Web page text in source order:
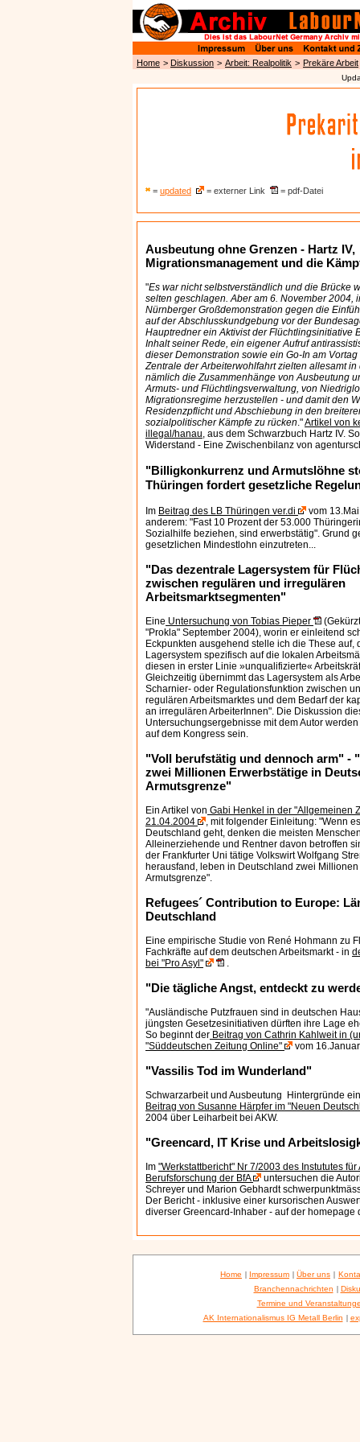
Home > Diskussion > Arbeit: Realpolitik > Prekäre Arbeit
= updated = externer Link = pdf-Datei
Ausbeutung ohne Grenzen - Hartz IV,
Migrationsmanagement und die
"Es war nicht selbstverständlich und die Brücke
selten geschlagen. Aber am 6. November 2004,
Nürnberger Großdemonstration gegen die
auf der Abschlusskundgebung vor der
Hauptredner ein Aktivist der Flüchtlingsinitiative
Inhalt seiner Rede, ein eigener Aufruf
dieser Demonstration sowie ein Go-In am
Zentrale der Arbeiterwohlfahrt zielten allesamt
nämlich die Zusammenhänge von Ausbeutung
Armuts- und Flüchtlingsverwaltung, von
Migrationsregime herzustellen - und damit den
Residenzpflicht und Abschiebung in den
sozialpolitischer Kämpfe zu rücken."Artikel von
illegal/hanau, aus dem Schwarzbuch Hartz IV.
Widerstand - Eine Zwischenbilanz von
"Billigkonkurrenz und Armutslöhne
Thüringen fordert gesetzliche
Im Beitrag des LB Thüringen ver.di
vom
anderem: "Fast 10 Prozent der 53.000
Sozialhilfe beziehen, sind erwerbstätig". Grund
gesetzlichen Mindestlohn einzutreten...
"Das dezentrale Lagersystem für
zwischen regulären und irregulären
Arbeitsmarktsegmenten"
Eine Untersuchung von Tobias Pieper
"Prokla" September 2004), worin er einleitend
Eckpunkten ausgehend stelle ich die These auf,
Lagersystem spezifisch auf die lokalen
diesen in erster Linie »unqualifizierte«
Gleichzeitig übernimmt das Lagersystem als
Scharnier- oder Regulationsfunktion zwischen
regulären Arbeitsmarktes und dem Bedarf der
an irregulären ArbeiterInnen". Die Diskussion
Untersuchungsergebnisse mit dem Autor
auf dem Kongress sein.
"Voll berufstätig und dennoch arm" -
zwei Millionen Erwerbstätige in
Armutsgrenze"
Ein Artikel von Gabi Henkel in der "Allgemeinen
21.04.2004
, mit folgender Einleitung: "Wenn
Deutschland geht, denken die meisten
Alleinerziehende und Rentner davon betroffen
der Frankfurter Uni tätige Volkswirt Wolfgang
herausfand, leben in Deutschland zwei
Armutsgrenze".
Refugees´ Contribution to Europe:
Deutschland
Eine empirische Studie von René Hohmann zu
Fachkräfte auf dem deutschen Arbeitsmarkt - in
bei "Pro Asyl"
.
"Die tägliche Angst, entdeckt zu
"Ausländische Putzfrauen sind in deutschen
jüngsten Gesetzesinitiativen dürften ihre Lage
So beginnt der Beitrag von Cathrin Kahlweit in
"Süddeutschen Zeitung Online"
vom
"Vassilis Tod im Wunderland"
Schwarzarbeit und Ausbeutung ­ Hintergründe
Beitrag von Susanne Härpfer im "Neuen
2004 über Leiharbeit bei AKW.
"Greencard, IT Krise und
Im "Werkstattbericht" Nr 7/2003 des Instututes
Berufsforschung der BfA
untersuchen die
Schreyer und Marion Gebhardt
Der Bericht - inklusive einer kursorischen
diverser Greencard-Inhaber - auf der homepage
Home | Impressum | Über uns |
Branchennachrichten |
Termine und
AK Internationalismus IG Metall Berlin |